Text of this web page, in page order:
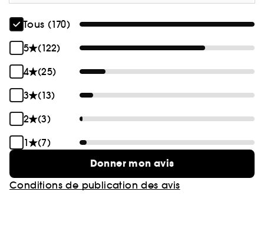
**auto-évaluation de 25 femmes
Tous (170)
5
(122)
4
(25)
3
(13)
2
(3)
1
(7)
Donner mon avis
Conditions de publication des avis